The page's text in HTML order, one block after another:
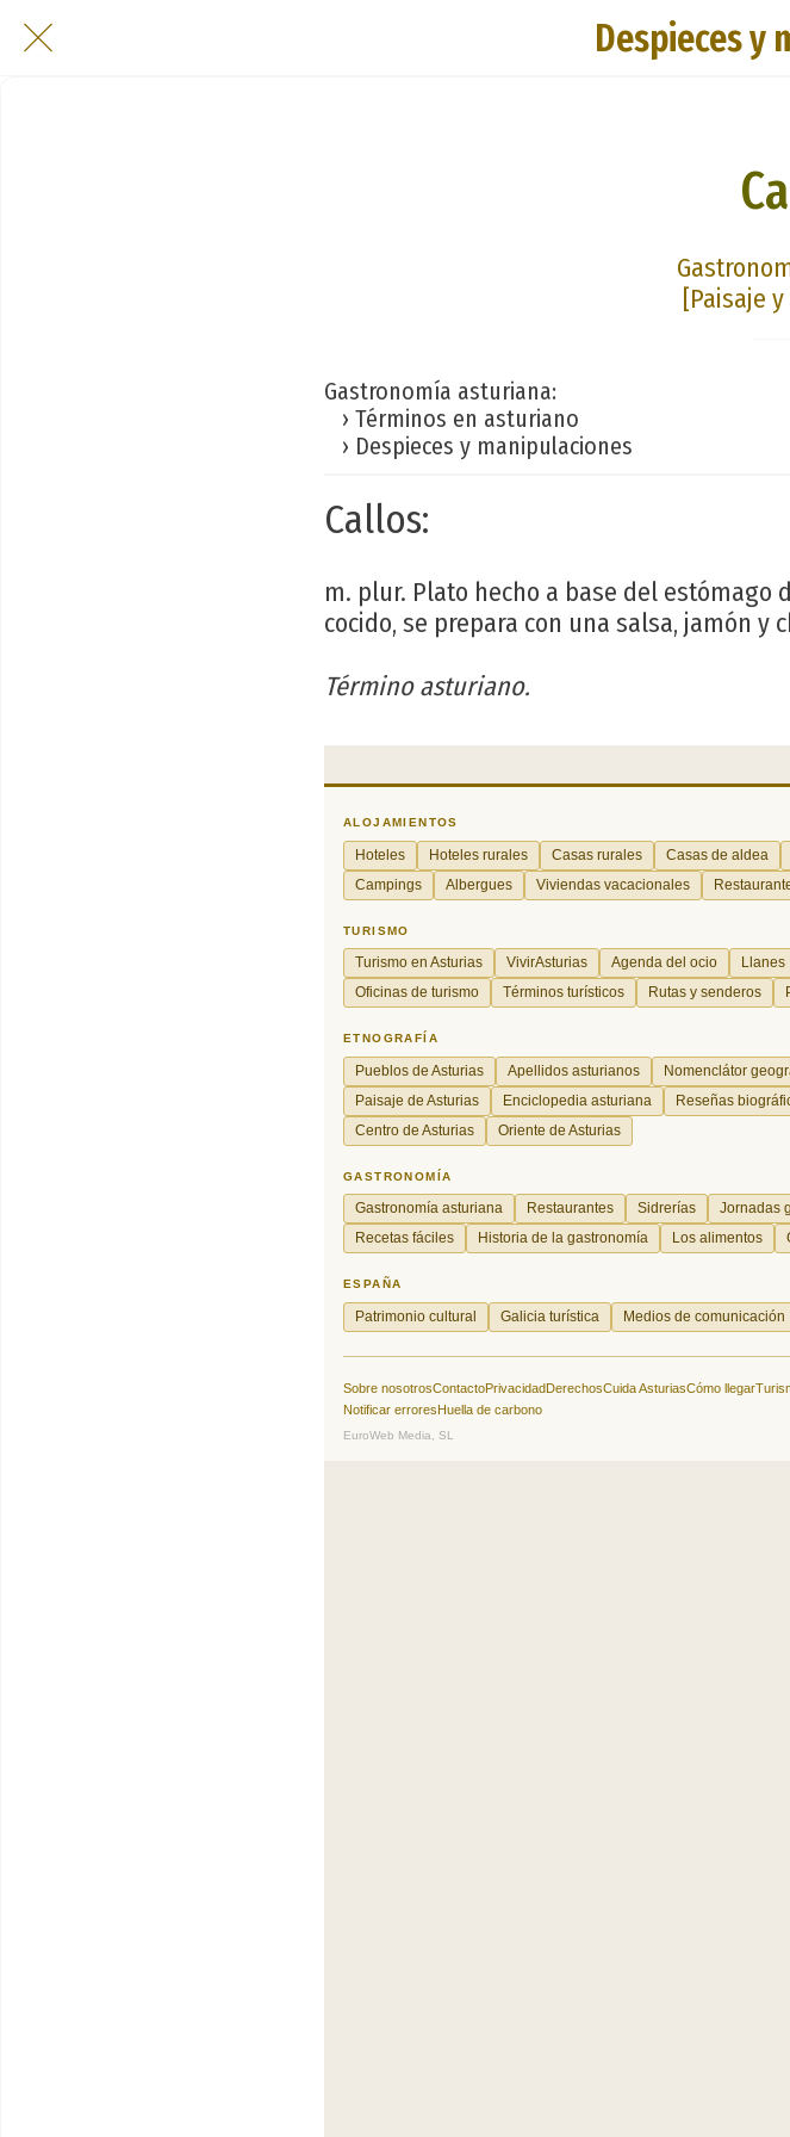
Despieces y
[Paisaje
Gastronomía asturiana:
› Términos en asturiano
› Despieces y manipulaciones
Callos:
m. plur. Plato hecho a base del estómago
cocido, se prepara con una salsa, jamón y
Término asturiano.